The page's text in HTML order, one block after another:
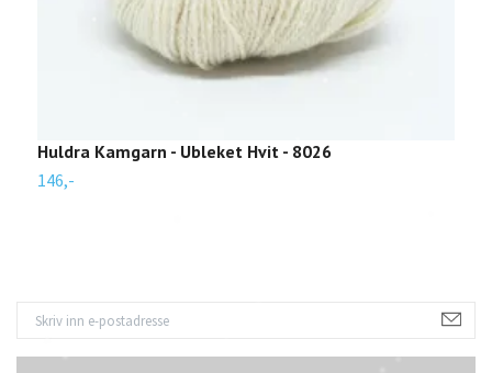
Huldra Kamgarn - Ubleket Hvit - 8026
146,-